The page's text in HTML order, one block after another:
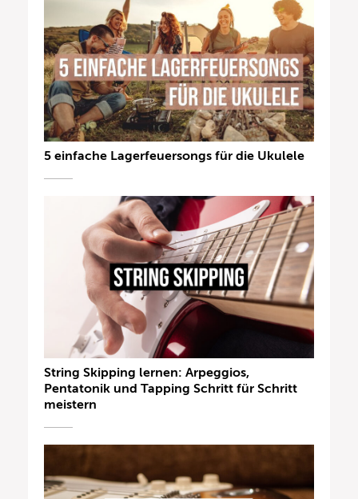
5 einfache Lagerfeuersongs für die Ukulele
String Skipping lernen: Arpeggios,
Pentatonik und Tapping Schritt für Schritt
meistern